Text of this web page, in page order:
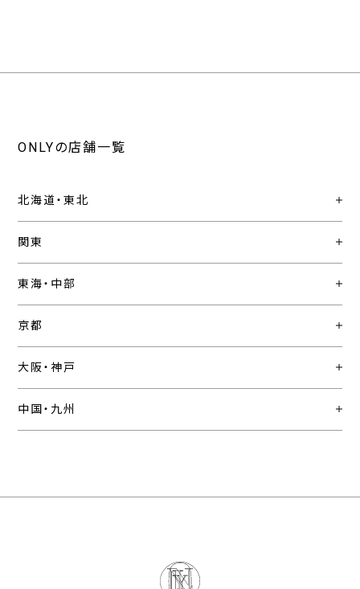
ONLYの店舗一覧
北海道・東北
関東
東海・中部
京都
大阪・神戸
中国・九州